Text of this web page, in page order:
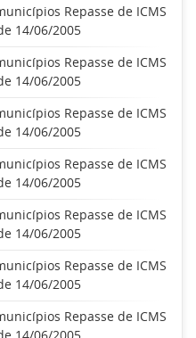
Repasse de ICMS
14/06/2005
Repasse de ICMS
14/06/2005
Repasse de ICMS
14/06/2005
Repasse de ICMS
14/06/2005
Repasse de ICMS
14/06/2005
Repasse de ICMS
14/06/2005
Repasse de ICMS